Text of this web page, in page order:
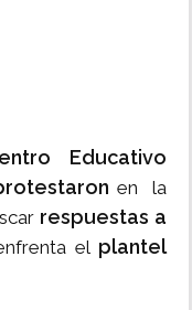
Educativo
en la
respuestas a
el plantel